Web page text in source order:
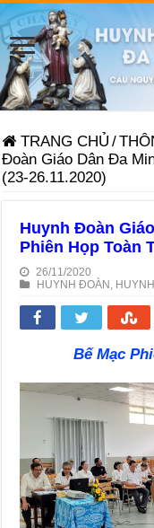
TRANG CHỦ /
Đoàn Giáo Dân Đa
(23-26.11.2020)
Huynh Đoàn
Phiên Họp Toàn
26/11/2020
HUYNH ĐOÀN
Bế Mạc